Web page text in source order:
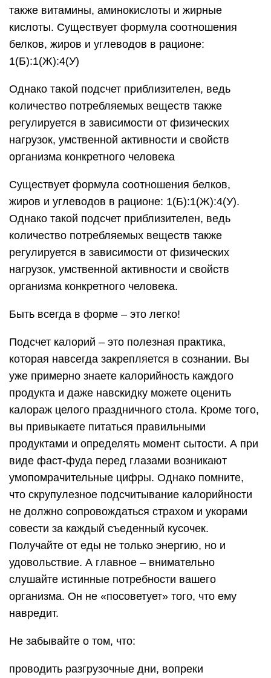
также витамины, аминокислоты и жирные
кислоты. Существует формула соотношения
белков, жиров и углеводов в рационе:
1(Б):1(Ж):4(У)
Однако такой подсчет приблизителен, ведь
количество потребляемых веществ также
регулируется в зависимости от физических
нагрузок, умственной активности и свойств
организма конкретного человека
Существует формула соотношения белков,
жиров и углеводов в рационе: 1(Б):1(Ж):4(У).
Однако такой подсчет приблизителен, ведь
количество потребляемых веществ также
регулируется в зависимости от физических
нагрузок, умственной активности и свойств
организма конкретного человека.
Быть всегда в форме – это легко!
Подсчет калорий – это полезная практика,
которая навсегда закрепляется в сознании. Вы
уже примерно знаете калорийность каждого
продукта и даже навскидку можете оценить
калораж целого праздничного стола. Кроме того,
вы привыкаете питаться правильными
продуктами и определять момент сытости. А при
виде фаст-фуда перед глазами возникают
умопомрачительные цифры. Однако помните,
что скрупулезное подсчитывание калорийности
не должно сопровождаться страхом и укорами
совести за каждый съеденный кусочек.
Получайте от еды не только энергию, но и
удовольствие. А главное – внимательно
слушайте истинные потребности вашего
организма. Он не «посоветует» того, что ему
навредит.
Не забывайте о том, что:
проводить разгрузочные дни, вопреки